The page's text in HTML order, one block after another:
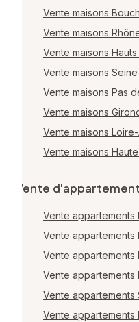
Vente maisons
Vente maisons
Vente maisons
Vente maisons
Vente maisons Pas
Vente maisons
Vente maisons
Vente maisons
Vente
Vente appartements
Vente appartements
Vente appartements
Vente appartements
Vente appartements
Vente appartements